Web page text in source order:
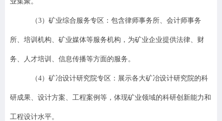
（3） 矿业综合服务专 区：包含律师事务所、会计师事务
所、培训机构、矿业媒体等服务机构，为矿业企业提供法律、财
务、人才培训、信息传播等方面的服务。
（4） 矿冶设计研究院专 区：展示各大矿冶设计研究院的科
研成果、设计方案、工程案例等，体现矿业领域的科研创新能力和
工程设计水平。